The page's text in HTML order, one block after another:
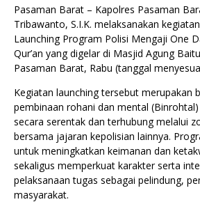
Pasaman Barat – Kapolres Pasaman
Tribawanto, S.I.K. melaksanakan
Launching Program Polisi Mengaji One
Qur’an yang digelar di Masjid Agung
Pasaman Barat, Rabu (tanggal
Kegiatan launching tersebut merupakan
pembinaan rohani dan mental
secara serentak dan terhubung melalui
bersama jajaran kepolisian lainnya.
untuk meningkatkan keimanan dan
sekaligus memperkuat karakter serta
pelaksanaan tugas sebagai pelindung,
masyarakat.